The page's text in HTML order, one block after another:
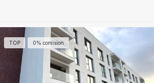
TOP 0% comision